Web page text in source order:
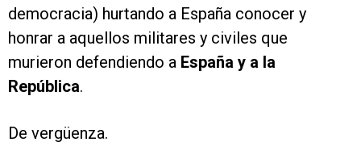
democracia) hurtando a España conocer y
honrar a aquellos militares y civiles que
murieron defendiendo a España y a la
República.
De vergüenza.